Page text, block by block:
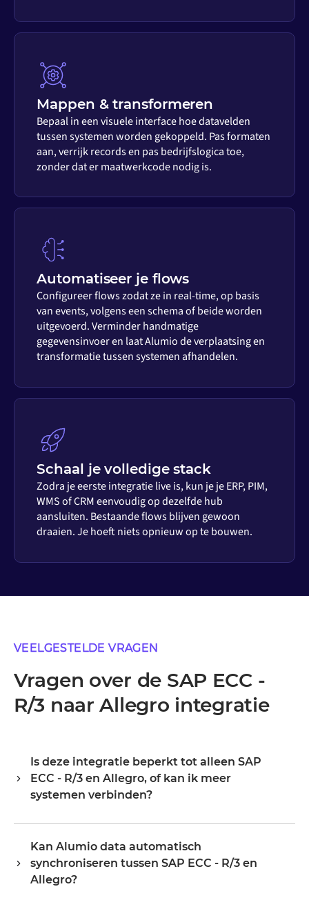
Mappen & transformeren
Bepaal in een visuele interface hoe datavelden
tussen systemen worden gekoppeld. Pas formaten
aan, verrijk records en pas bedrijfslogica toe,
zonder dat er maatwerkcode nodig is.
Automatiseer je flows
Configureer flows zodat ze in real-time, op basis
van events, volgens een schema of beide worden
uitgevoerd. Verminder handmatige
gegevensinvoer en laat Alumio de verplaatsing en
transformatie tussen systemen afhandelen.
Schaal je volledige stack
Zodra je eerste integratie live is, kun je je ERP, PIM,
WMS of CRM eenvoudig op dezelfde hub
aansluiten. Bestaande flows blijven gewoon
draaien. Je hoeft niets opnieuw op te bouwen.
VEELGESTELDE VRAGEN
Vragen over de SAP ECC -
R/3 naar Allegro integratie
Is deze integratie beperkt tot alleen SAP
ECC - R/3 en Allegro, of kan ik meer
systemen verbinden?
verbonden zijn, breid je hetzelfde platform uit naar je
ERP, PIM, WMS, CRM of een ander systeem in je
landschap, waarbij je bestaande configuratie
Kan Alumio data automatisch
synchroniseren tussen SAP ECC - R/3 en
Allegro?